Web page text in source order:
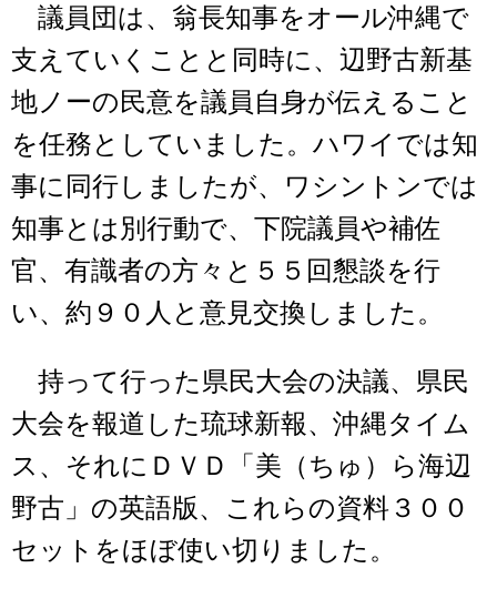
議員団は、翁長知事をオール沖縄で
支えていくことと同時に、辺野古新基
地ノーの民意を議員自身が伝えること
を任務としていました。ハワイでは知
事に同行しましたが、ワシントンでは
知事とは別行動で、下院議員や補佐
官、有識者の方々と５５回懇談を行
い、約９０人と意見交換しました。
持って行った県民大会の決議、県民
大会を報道した琉球新報、沖縄タイム
ス、それにＤＶＤ「美（ちゅ）ら海辺
野古」の英語版、これらの資料３００
セットをほぼ使い切りました。